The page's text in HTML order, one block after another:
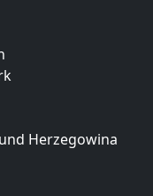
Herzegowina